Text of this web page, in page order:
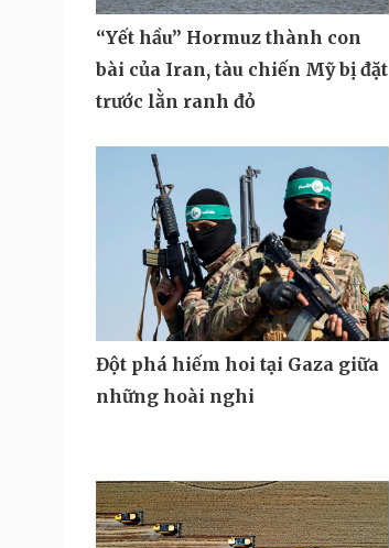
“Yết hầu” Hormuz thành con
bài của Iran, tàu chiến Mỹ bị đặt
trước lằn ranh đỏ
Đột phá hiếm hoi tại Gaza giữa
những hoài nghi